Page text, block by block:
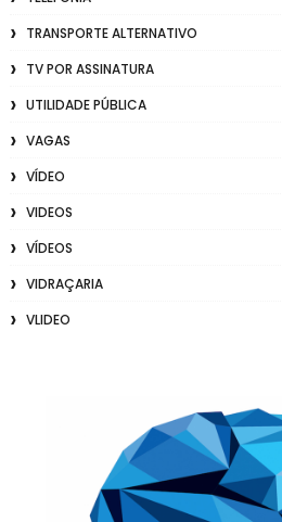
TRANSPORTE ALTERNATIVO
TV POR ASSINATURA
UTILIDADE PÚBLICA
VAGAS
VÍDEO
VIDEOS
VÍDEOS
VIDRAÇARIA
VLIDEO